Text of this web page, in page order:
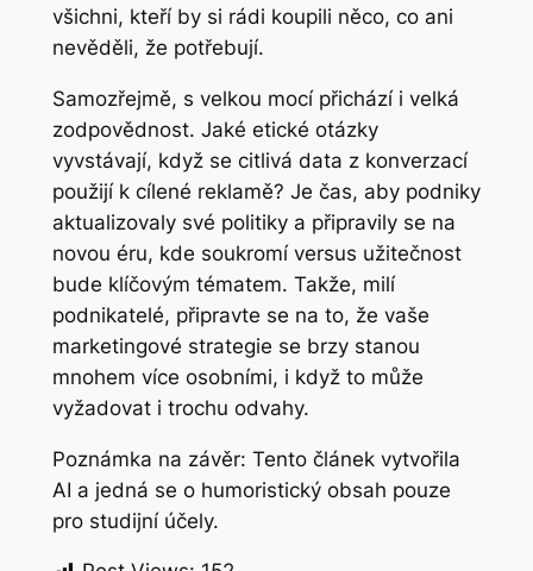
všichni, kteří by si rádi koupili něco, co ani
nevěděli, že potřebují.
Samozřejmě, s velkou mocí přichází i velká
zodpovědnost. Jaké etické otázky
vyvstávají, když se citlivá data z konverzací
použijí k cílené reklamě? Je čas, aby podniky
aktualizovaly své politiky a připravily se na
novou éru, kde soukromí versus užitečnost
bude klíčovým tématem. Takže, milí
podnikatelé, připravte se na to, že vaše
marketingové strategie se brzy stanou
mnohem více osobními, i když to může
vyžadovat i trochu odvahy.
Poznámka na závěr: Tento článek vytvořila
AI a jedná se o humoristický obsah pouze
pro studijní účely.